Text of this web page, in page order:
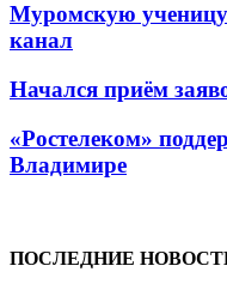
Муромскую
канал
Начался приём
«Ростелеком»
Владимире
ПОСЛЕДНИЕ